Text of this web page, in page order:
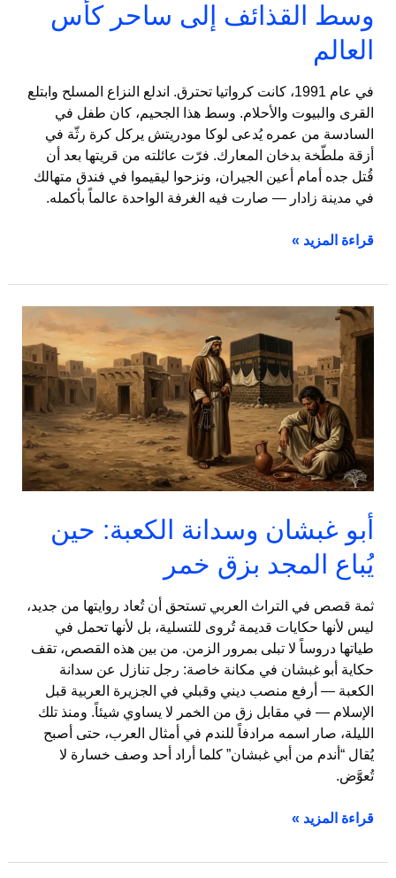
وسط القذائف إلى ساحر كأس
العالم
في عام 1991، كانت كرواتيا تحترق. اندلع النزاع المسلح وابتلع
القرى والبيوت والأحلام. وسط هذا الجحيم، كان طفل في
السادسة من عمره يُدعى لوكا مودريتش يركل كرة رثّة في
أزقة ملطّخة بدخان المعارك. فرّت عائلته من قريتها بعد أن
قُتل جده أمام أعين الجيران، ونزحوا ليقيموا في فندق متهالك
في مدينة زادار — صارت فيه الغرفة الواحدة عالماً بأكمله.
قراءة المزيد »
أبو غبشان وسدانة الكعبة: حين
يُباع المجد بزق خمر
ثمة قصص في التراث العربي تستحق أن تُعاد روايتها من جديد،
ليس لأنها حكايات قديمة تُروى للتسلية، بل لأنها تحمل في
طياتها دروساً لا تبلى بمرور الزمن. من بين هذه القصص، تقف
حكاية أبو غبشان في مكانة خاصة: رجل تنازل عن سدانة
الكعبة — أرفع منصب ديني وقبلي في الجزيرة العربية قبل
الإسلام — في مقابل زق من الخمر لا يساوي شيئاً. ومنذ تلك
الليلة، صار اسمه مرادفاً للندم في أمثال العرب، حتى أصبح
يُقال “أندم من أبي غبشان” كلما أراد أحد وصف خسارة لا
تُعوَّض.
أبو
غبشان
وسدانة
الكعبة:
حين
يُباع
المجد
بزق
خمر
قراءة المزيد »